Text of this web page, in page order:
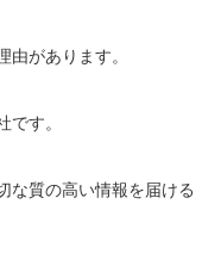
があります。
す。
な質の高い情報を届ける